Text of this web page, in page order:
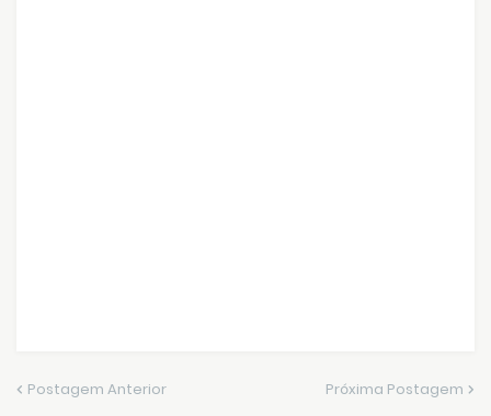
Postagem Anterior Próxima Postagem